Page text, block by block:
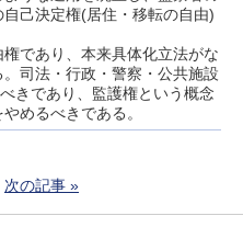
己決定権(居住・移転の自由)
であり、本来具体化立法がな
司法・行政・警察・公共施設
きであり、監護権という概念
めるべきである。
次の記事 »